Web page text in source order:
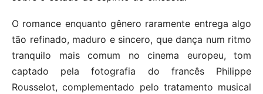
O romance enquanto gênero raramente entrega algo
tão refinado, maduro e sincero, que dança num ritmo
tranquilo mais comum no cinema europeu, tom
captado pela fotografia do francês Philippe
Rousselot, complementado pelo tratamento musical